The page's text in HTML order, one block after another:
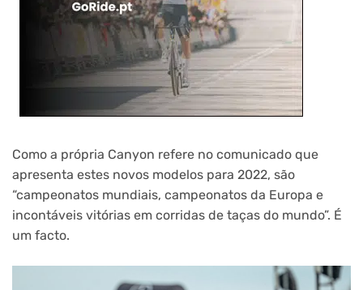
Como a própria Canyon refere no comunicado que
apresenta estes novos modelos para 2022, são
“campeonatos mundiais, campeonatos da Europa e
incontáveis ​​vitórias em corridas de taças do mundo”. É
um facto.